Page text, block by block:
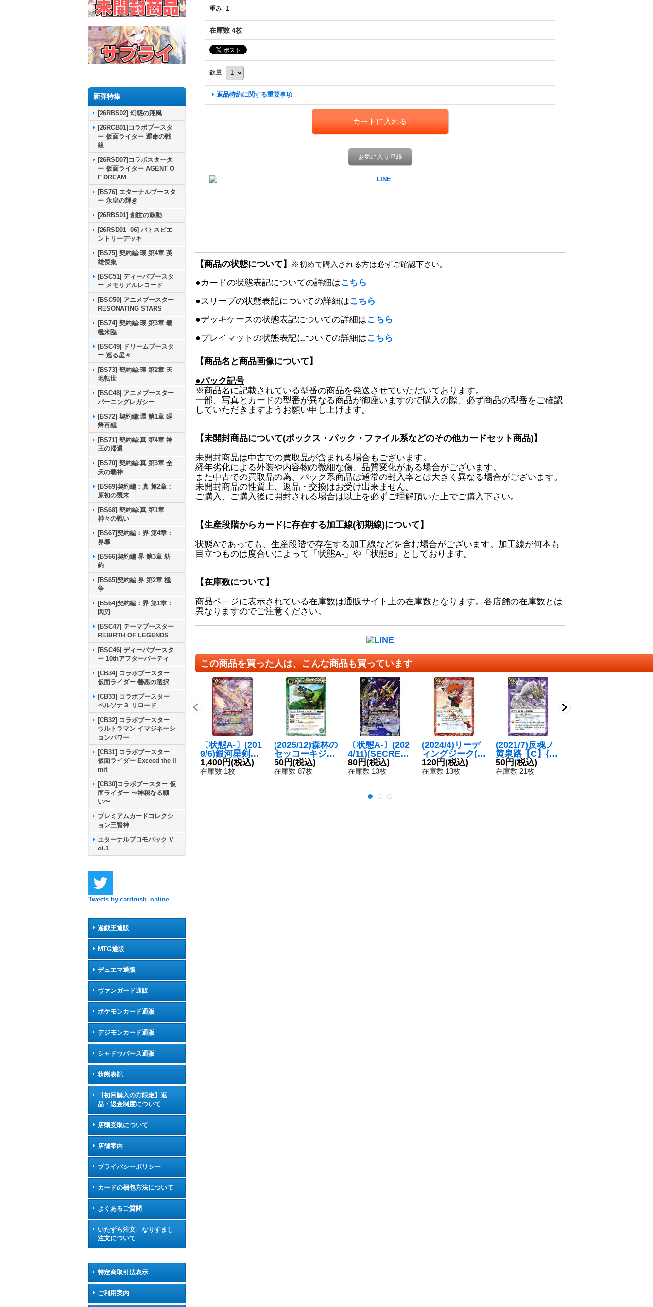
新弾特集
[26RBS02] 幻惑の翔風
[26RCB01]コラボブースタ
ー 仮面ライダー 運命の戦
線
[26RSD07]コラボスタータ
ー 仮面ライダー AGENT O
F DREAM
[BS76] エターナルブースタ
ー 永皇の輝き
[26RBS01] 創世の鼓動
[26RSD01~06] バトスピエ
ントリーデッキ
[BS75] 契約編:環 第4章 英
雄傑集
[BSC51] ディーバブースタ
ー メモリアルレコード
[BSC50] アニメブースター
RESONATING STARS
[BS74] 契約編:環 第3章 覇
極来臨
[BSC49] ドリームブースタ
ー 巡る星々
[BS73] 契約編:環 第2章 天
地転世
[BSC48] アニメブースター
バーニングレガシー
[BS72] 契約編:環 第1章 廻
帰再醒
[BS71] 契約編:真 第4章 神
王の帰還
[BS70] 契約編:真 第3章 全
天の覇神
[BS69]契約編：真 第2章：
原初の襲来
[BS68] 契約編:真 第1章
神々の戦い
[BS67]契約編：界 第4章：
界導
[BS66]契約編:界 第3章 紡
約
[BS65]契約編:界 第2章 極
争
[BS64]契約編：界 第1章：
閃刃
[BSC47] テーマブースター
REBIRTH OF LEGENDS
[BSC46] ディーバブースタ
ー 10thアフターパーティ
[CB34] コラボブースター
仮面ライダー 善悪の選択
[CB33] コラボブースター
ペルソナ３ リロード
[CB32] コラボブースター
ウルトラマン イマジネーシ
ョンパワー
[CB31] コラボブースター
仮面ライダー Exceed the li
mit
[CB30]コラボブースター 仮
面ライダー 〜神秘なる願
い〜
プレミアムカードコレクシ
ョン三賢神
エターナルプロモパック V
ol.1
Tweets by cardrush_online
遊戯王通販
MTG通販
デュエマ通販
ヴァンガード通販
ポケモンカード通販
デジモンカード通販
シャドウバース通販
状態表記
【初回購入の方限定】返
品・返金制度について
店頭受取について
店舗案内
プライバシーポリシー
カードの梱包方法について
よくあるご質問
いたずら注文、なりすまし
注文について
特定商取引法表示
ご利用案内
重み: 1
在庫数 4枚
数量:
返品特約に関する重要事項
お気に入り登録
【商品の状態について】 ※初めて購入される方は必ずご確認下さい。
●カードの状態表記についての詳細はこちら
●スリーブの状態表記についての詳細はこちら
●デッキケースの状態表記についての詳細はこちら
●プレイマットの状態表記についての詳細はこちら
【商品名と商品画像について】
●パック記号
※商品名に記載されている型番の商品を発送させていただいております。
一部、写真とカードの型番が異なる商品が御座いますので購入の際、必ず商品の型番をご確認
していただきますようお願い申し上げます。
【未開封商品について(ボックス・パック・ファイル系などのその他カードセット商品)】
未開封商品は中古での買取品が含まれる場合もございます。
経年劣化による外装や内容物の微細な傷、品質変化がある場合がございます。
また中古での買取品の為、パック系商品は通常の封入率とは大きく異なる場合がございます。
未開封商品の性質上、返品・交換はお受け出来ません。
ご購入、ご購入後に開封される場合は以上を必ずご理解頂いた上でご購入下さい。
【生産段階からカードに存在する加工線(初期線)について】
状態Aであっても、生産段階で存在する加工線などを含む場合がございます。加工線が何本も
目立つものは度合いによって「状態A-」や「状態B」としております。
【在庫数について】
商品ページに表示されている在庫数は通販サイト上の在庫数となります。各店舗の在庫数とは
異なりますのでご注意ください。
この商品を買った人は、こんな商品も買っています
〔状態A-〕(201
9/6)銀河星剣グ
ランシャリオ
【X】{BS49-X0
1,400円(税込)
在庫数 1枚
(2025/12)森林の
セッコーキジLT
【C】{BSC50-0
07}《緑》
50円(税込)
在庫数 87枚
〔状態A-〕(202
4/11)(SECRET)
天秤魔槍ライブ
ラジャベリン(B
P08}《青》
80円(税込)
在庫数 13枚
(2024/4)リーデ
ィングジーク(馬
神トッパイラス
ト)【C】{BS43-
120円(税込)
在庫数 13枚
(2021/7)反魂ノ
黄泉路【C】{B
S55-070}《紫》
50円(税込)
在庫数 21枚